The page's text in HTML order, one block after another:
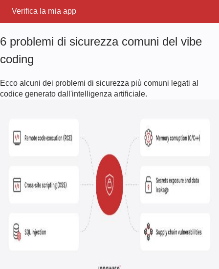
Verifica la mia app
6 problemi di sicurezza comuni del vibe
coding
Ecco alcuni dei problemi di sicurezza più comuni legati al
codice generato dall'intelligenza artificiale.